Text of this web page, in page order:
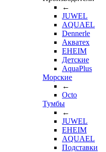
←
JUWEL
AQUAEL
Dennerle
Акватех
EHEIM
Детские
AquaPlus
Морские
←
Octo
Тумбы
←
JUWEL
EHEIM
AQUAEL
Подставки